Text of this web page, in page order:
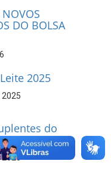
DO BOLSA
2025
2025
do